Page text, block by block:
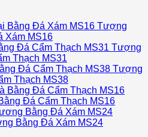
Tượng
Xám MS16
Tượng
Thạch MS31
Tượng
Thạch MS38
Đá Cẩm Thạch MS16
Bằng Đá Xám MS24